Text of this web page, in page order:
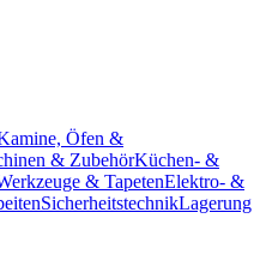
Öfen &
& ZubehörKüchen- &
& TapetenElektro- &
SicherheitstechnikLagerung